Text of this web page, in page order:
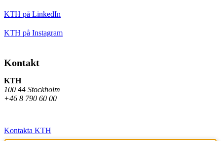
KTH på LinkedIn
KTH på Instagram
Kontakt
KTH
100 44 Stockholm
+46 8 790 60 00
Kontakta KTH